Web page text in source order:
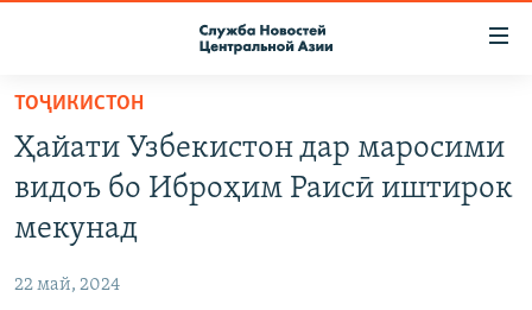
Вернуться
основному
содержанию
главной
ПОДПИСКА
НАСТОЯЩЕЕ ВРЕМЯ
ТОҶИКИСТОН
Ҳайати Узбекистон дар маросими
видоъ бо Иброҳим Раисӣ иштирок
мекунад
22 май, 2024